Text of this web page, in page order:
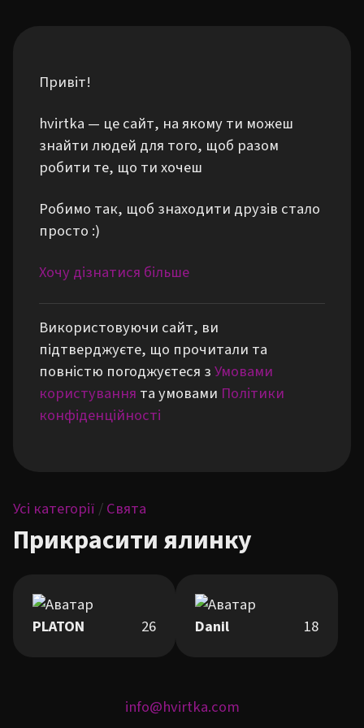
Привіт!
hvirtka — це сайт, на якому ти можеш
знайти людей для того, щоб разом
робити те, що ти хочеш
Робимо так, щоб знаходити друзів стало
просто :)
Хочу дізнатися більше
Використовуючи сайт, ви
підтверджуєте, що прочитали та
повністю погоджуєтеся зУмовами
користування та умовами Політики
конфіденційності
Усі категорії /Свята
Прикрасити ялинку
PLATON 26 Danil 18
info@hvirtka.com